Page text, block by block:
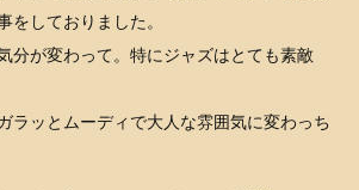
をしておりました。
分が変わって。特にジャズはとても素敵
ラッとムーディで大人な雰囲気に変わっち